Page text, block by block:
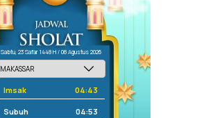
Sabtu, 23 Safar 1448 H / 08 Agustus 2026
Imsak 04:43
Subuh 04:53